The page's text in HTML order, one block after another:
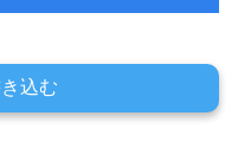
込む